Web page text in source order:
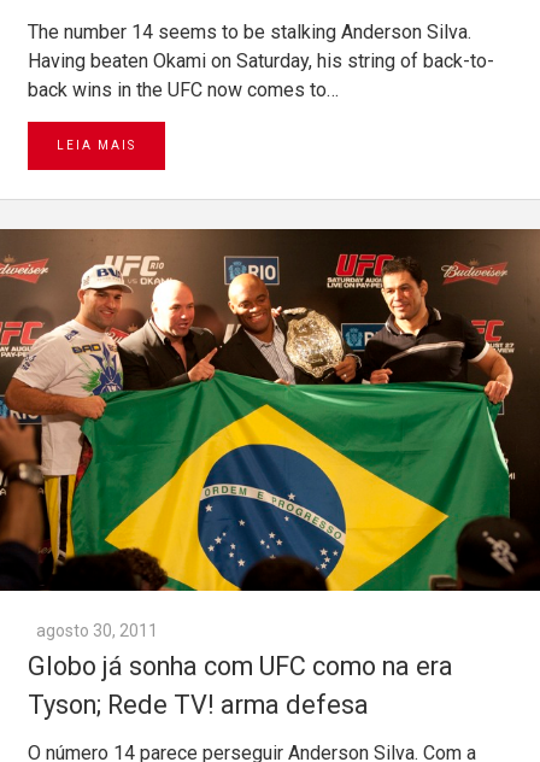
The number 14 seems to be stalking Anderson Silva.
Having beaten Okami on Saturday, his string of back-to-
back wins in the UFC now comes to…
LEIA MAIS
agosto 30, 2011
Globo já sonha com UFC como na era
Tyson; Rede TV! arma defesa
O número 14 parece perseguir Anderson Silva. Com a